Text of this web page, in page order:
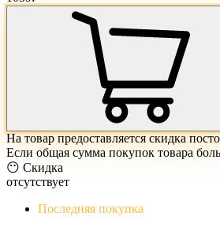
На товар предоставляется скидка
Если общая сумма покупок товара
😶 Скидка
отсутствует
Последняя покупка